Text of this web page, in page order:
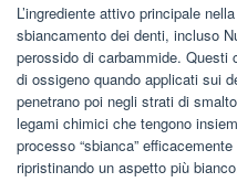
L’ingrediente attivo principale
sbiancamento dei denti, incluso
perossido di carbammide.
di ossigeno quando applicati sui
penetrano poi negli strati di
legami chimici che tengono
processo “sbianca”
ripristinando un aspetto più